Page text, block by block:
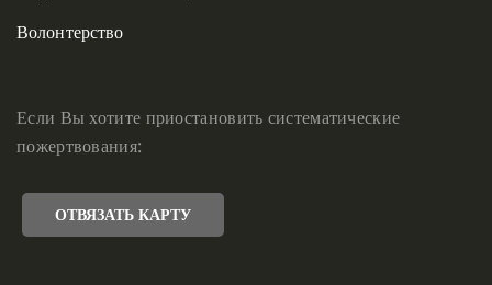
Волонтерство
Если Вы хотите приостановить систематические
пожертвования:
ОТВЯЗАТЬ КАРТУ